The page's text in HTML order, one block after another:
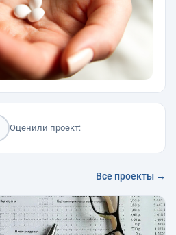
Оценили проект:
Все проекты →